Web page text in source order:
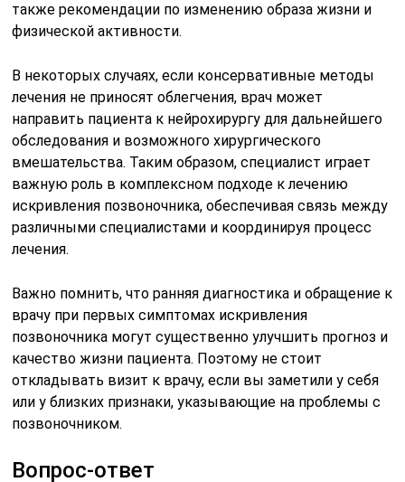
также рекомендации по изменению образа жизни и
физической активности.
В некоторых случаях, если консервативные методы
лечения не приносят облегчения, врач может
направить пациента к нейрохирургу для дальнейшего
обследования и возможного хирургического
вмешательства. Таким образом, специалист играет
важную роль в комплексном подходе к лечению
искривления позвоночника, обеспечивая связь между
различными специалистами и координируя процесс
лечения.
Важно помнить, что ранняя диагностика и обращение к
врачу при первых симптомах искривления
позвоночника могут существенно улучшить прогноз и
качество жизни пациента. Поэтому не стоит
откладывать визит к врачу, если вы заметили у себя
или у близких признаки, указывающие на проблемы с
позвоночником.
Вопрос-ответ